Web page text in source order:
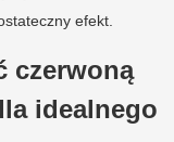
efekt.
czerwoną
idealnego